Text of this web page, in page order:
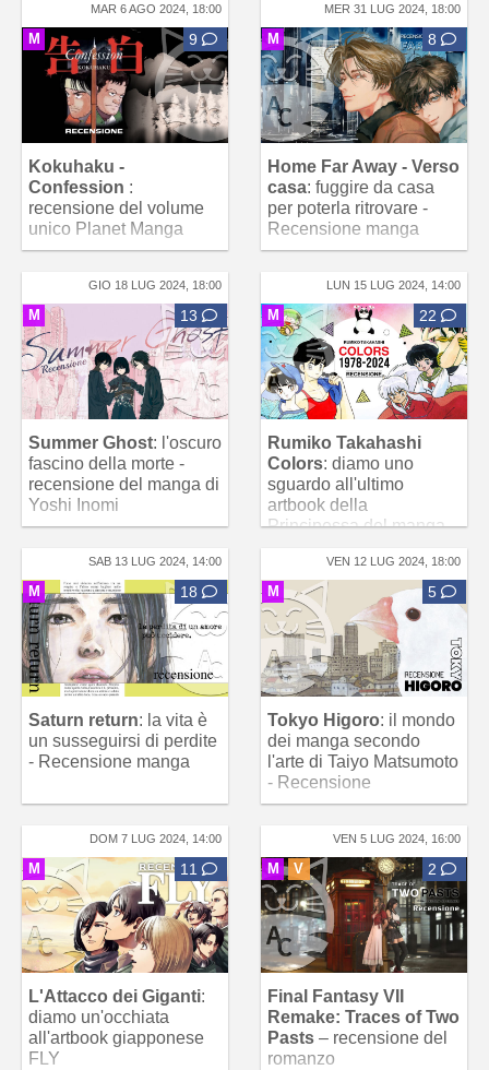
MAR 6 AGO 2024, 18:00
M 9
Kokuhaku -
Confession :
recensione del volume
unico Planet Manga
MER 31 LUG 2024, 18:00
M 8
Home Far Away - Verso
casa: fuggire da casa
per poterla ritrovare -
Recensione manga
GIO 18 LUG 2024, 18:00
M 13
Summer Ghost: l'oscuro
fascino della morte -
recensione del manga di
Yoshi Inomi
LUN 15 LUG 2024, 14:00
M 22
Rumiko Takahashi
Colors: diamo uno
sguardo all'ultimo
artbook della
Principessa del manga
SAB 13 LUG 2024, 14:00
M 18
Saturn return: la vita è
un susseguirsi di perdite
- Recensione manga
VEN 12 LUG 2024, 18:00
M 5
Tokyo Higoro: il mondo
dei manga secondo
l'arte di Taiyo Matsumoto
- Recensione
DOM 7 LUG 2024, 14:00
M 11
L'Attacco dei Giganti:
diamo un'occhiata
all'artbook giapponese
FLY
VEN 5 LUG 2024, 16:00
M V 2
Final Fantasy VII
Remake: Traces of Two
Pasts – recensione del
romanzo